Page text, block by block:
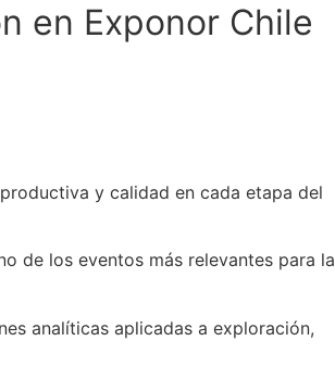
en Exponor Chile
y calidad en cada etapa del
de los eventos más relevantes para la
analíticas aplicadas a exploración,